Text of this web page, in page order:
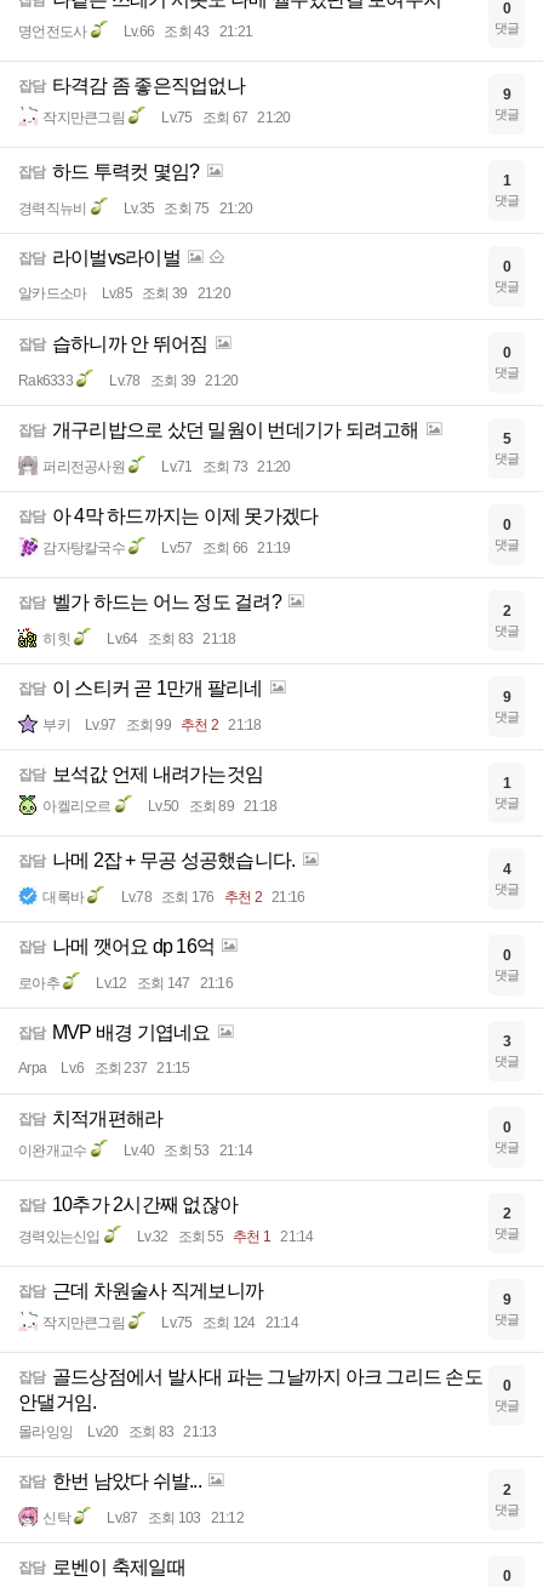
명언전도사 Lv.66 조회 43 21:21
0
댓글
잡담 타격감 좀 좋은직업없나
작지만큰그림 Lv.75 조회 67 21:20
9
댓글
잡담 하드 투력컷 몇임?
경력직뉴비 Lv.35 조회 75 21:20
1
댓글
잡담 라이벌vs라이벌
알카드소마 Lv.85 조회 39 21:20
0
댓글
잡담 습하니까 안 뛰어짐
Rak6333 Lv.78 조회 39 21:20
0
댓글
잡담 개구리밥으로 샀던 밀웜이 번데기가 되려고해
퍼리전공사원 Lv.71 조회 73 21:20
5
댓글
잡담 아 4막 하드까지는 이제 못가겠다
감자탕칼국수 Lv.57 조회 66 21:19
0
댓글
잡담 벨가 하드는 어느 정도 걸려?
히힛 Lv.64 조회 83 21:18
2
댓글
잡담 이 스티커 곧 1만개 팔리네
부키 Lv.97 조회 99 추천 2 21:18
9
댓글
잡담 보석값 언제 내려가는것임
아켈리오르 Lv.50 조회 89 21:18
1
댓글
잡담 나메 2잡 + 무공 성공했습니다.
대록바 Lv.78 조회 176 추천 2 21:16
4
댓글
잡담 나메 깻어요 dp 16억
로아추 Lv.12 조회 147 21:16
0
댓글
잡담 MVP 배경 기엽네요
Arpa Lv.6 조회 237 21:15
3
댓글
잡담 치적개편해라
이완개교수 Lv.40 조회 53 21:14
0
댓글
잡담 10추가 2시간째 없잖아
경력있는신입 Lv.32 조회 55 추천 1 21:14
2
댓글
잡담 근데 차원술사 직게보니까
작지만큰그림 Lv.75 조회 124 21:14
9
댓글
잡담 골드상점에서 발사대 파는 그날까지 아크 그리드 손도
안댈거임.
몰라잉잉 Lv.20 조회 83 21:13
0
댓글
잡담 한번 남았다 쉬발...
신탁 Lv.87 조회 103 21:12
2
댓글
잡담 로벤이 축제일때 0